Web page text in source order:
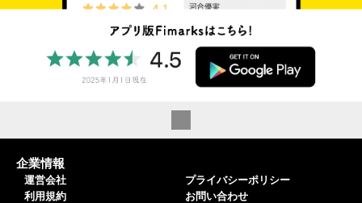
企業情報
運営会社
利用規約
プライバシーポリシー
お問い合わせ